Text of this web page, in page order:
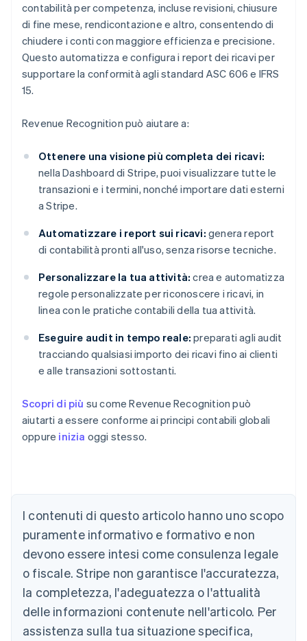
contabilità per competenza, incluse revisioni, chiusure
di fine mese, rendicontazione e altro, consentendo di
chiudere i conti con maggiore efficienza e precisione.
Questo automatizza e configura i report dei ricavi per
supportare la conformità agli standard ASC 606 e IFRS
15.
Revenue Recognition può aiutare a:
Ottenere una visione più completa dei ricavi:
nella Dashboard di Stripe, puoi visualizzare tutte le
transazioni e i termini, nonché importare dati esterni
a Stripe.
Automatizzare i report sui ricavi: genera report
di contabilità pronti all'uso, senza risorse tecniche.
Personalizzare la tua attività: crea e automatizza
regole personalizzate per riconoscere i ricavi, in
linea con le pratiche contabili della tua attività.
Eseguire audit in tempo reale: preparati agli audit
tracciando qualsiasi importo dei ricavi fino ai clienti
e alle transazioni sottostanti.
Scopri di più su come Revenue Recognition può
aiutarti a essere conforme ai principi contabili globali
oppure inizia oggi stesso.
I contenuti di questo articolo hanno uno scopo
puramente informativo e formativo e non
devono essere intesi come consulenza legale
o fiscale. Stripe non garantisce l'accuratezza,
la completezza, l'adeguatezza o l'attualità
delle informazioni contenute nell'articolo. Per
assistenza sulla tua situazione specifica,
Australia
Austria
DeutschEnglish
Belgio
Brasile
PortuguêsEnglish
Bulgaria